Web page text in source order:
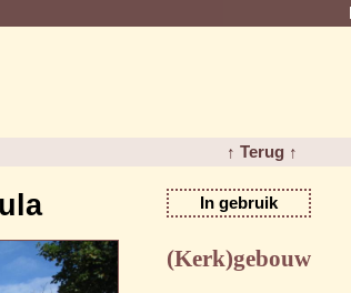
↑ Terug ↑
In gebruik
(Kerk)gebouw